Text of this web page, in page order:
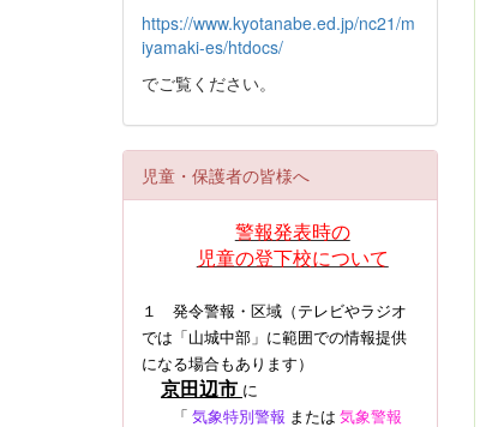
https://www.kyotanabe.ed.jp/nc21/m
iyamaki-es/htdocs/
でご覧ください。
児童・保護者の皆様へ
警報発表時の
児童の登下校について
１ 発令警報・区域（テレビやラジオ
では「山城中部」に範囲での情報提供
になる場合もあります）
京田辺市 に
「 気象特別警報 または 気象警報